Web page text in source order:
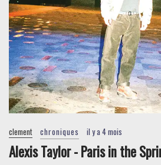
clement chroniques il y a 4 mois
Alexis Taylor - Paris in the